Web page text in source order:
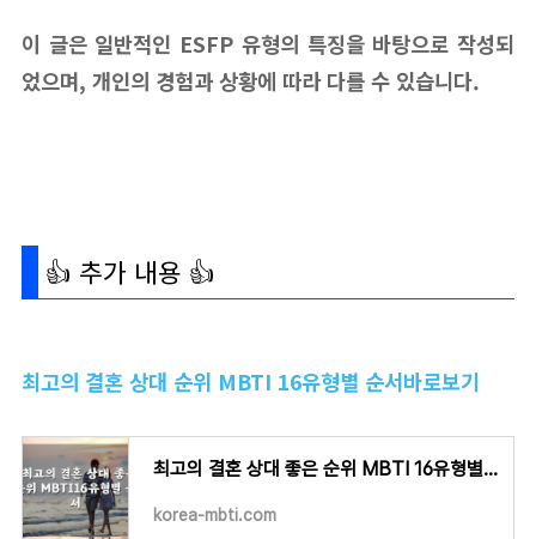
이 글은 일반적인 ESFP 유형의 특징을 바탕으로 작성되
었으며, 개인의 경험과 상황에 따라 다를 수 있습니다.
👍 추가 내용 👍
최고의 결혼 상대 순위 MBTI 16유형별 순서바로보기
최고의 결혼 상대 좋은 순위 MBTI 16유형별 순서
korea-mbti.com